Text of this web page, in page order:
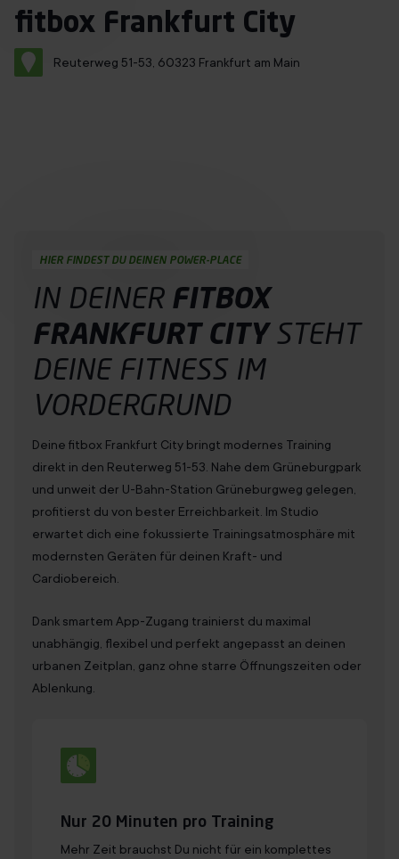
Über uns
Franchise
fitbox Frankfurt City
Reuterweg 51-53, 60323 Frankfurt am Main
HIER FINDEST DU DEINEN POWER-PLACE
IN DEINER FITBOX
FRANKFURT CITY STEHT
DEINE FITNESS IM
VORDERGRUND
Deine fitbox Frankfurt City bringt modernes Training
direkt in den Reuterweg 51-53. Nahe dem Grüneburgpark
und unweit der U-Bahn-Station Grüneburgweg gelegen,
profitierst du von bester Erreichbarkeit. Im Studio
erwartet dich eine fokussierte Trainingsatmosphäre mit
modernsten Geräten für deinen Kraft- und
Cardiobereich.
Dank smartem App-Zugang trainierst du maximal
unabhängig, flexibel und perfekt angepasst an deinen
urbanen Zeitplan, ganz ohne starre Öffnungszeiten oder
Ablenkung.
Nur 20 Minuten pro Training
Mehr Zeit brauchst Du nicht für ein komplettes